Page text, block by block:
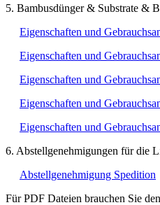
5. Bambusdünger & Substrate &
Eigenschaften und
Eigenschaften und
Eigenschaften und
Eigenschaften und
Eigenschaften und
6. Abstellgenehmigungen für die
Abstellgenehmigung Spedition
Für PDF Dateien brauchen Sie